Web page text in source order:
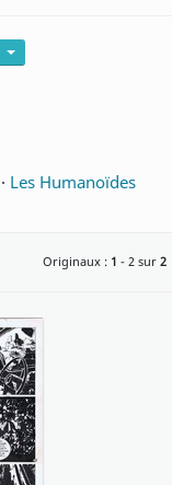
· Les Humanoïdes
Originaux : 1 - 2 sur 2